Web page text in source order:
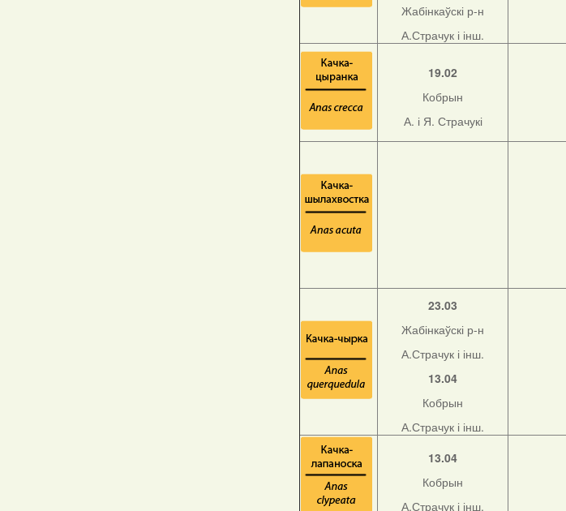
Жабінкаўскі р-н
А.Страчук і інш.
19.02
Кобрын
А. і Я. Страчукі
23.03
Жабінкаўскі р-н
А.Страчук і інш.
13.04
Кобрын
А.Страчук і інш.
13.04
Кобрын
А.Страчук і інш.